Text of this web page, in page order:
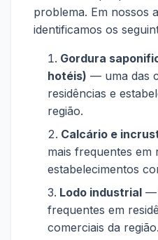
problema. Em nossos
identificamos os
Gordura
hotéis) — uma das
residências e
região.
Calcário e
mais frequentes em
estabelecimentos
Lodo industrial —
frequentes em
comerciais da região.